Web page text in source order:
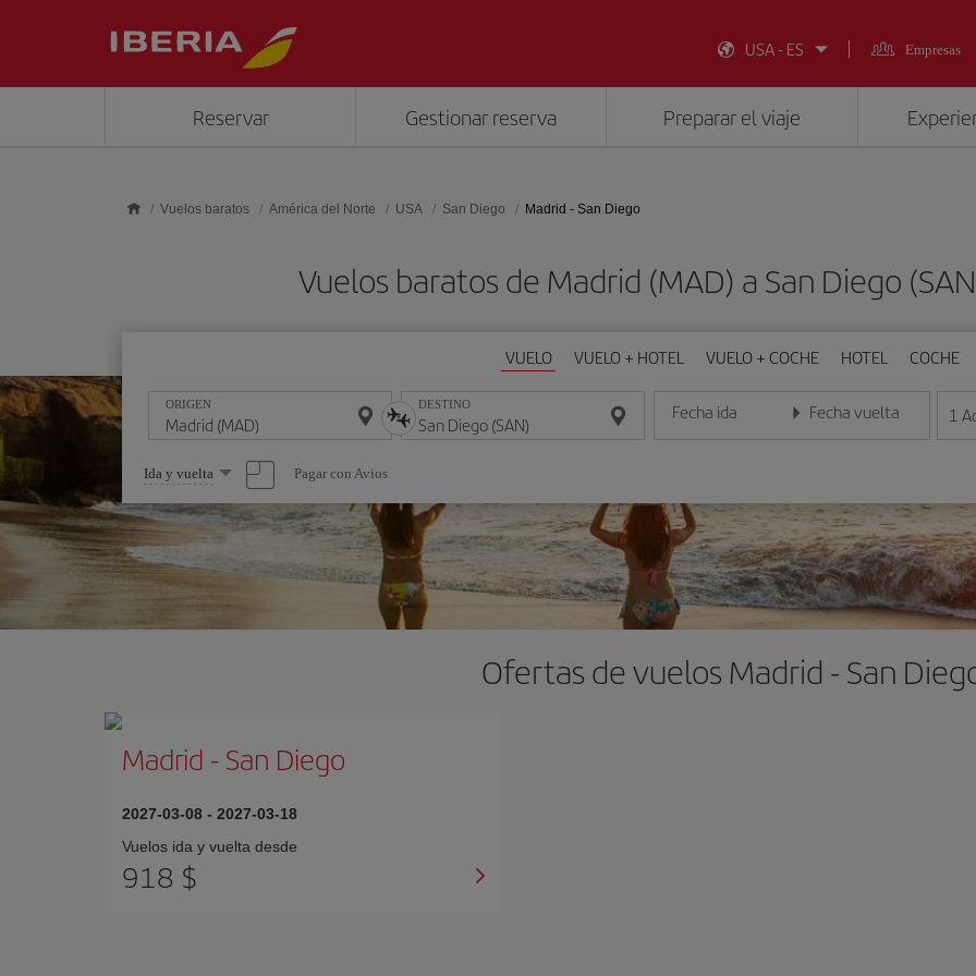
USA - ES
Empresas
Reservar Gestionar reserva Preparar el viaje
Vuelos baratos América del Norte USA San Diego Madrid - San Diego
Vuelos baratos de Madrid (MAD) a San Diego
VUELO VUELO + HOTEL VUELO + COCHE HOTEL COCHE
ORIGEN DESTINO Fecha ida
Introduce la fecha en formato día/mes/año
Fecha vuelta
Introduce la fecha en 1
Seleccione
una
opción
Ida y vuelta Pagar con Avios
Ofertas de vuelos Madrid - San
Madrid - San Diego
2027-03-08 - 2027-03-18
Vuelos ida y vuelta desde
918 $